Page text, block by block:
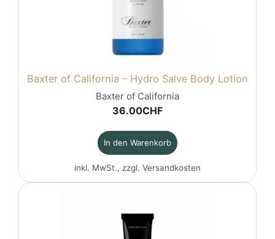
Baxter of California – Hydro Salve Body Lotion
Baxter of California
36.00CHF
In den Warenkorb
inkl. MwSt., zzgl. Versandkosten